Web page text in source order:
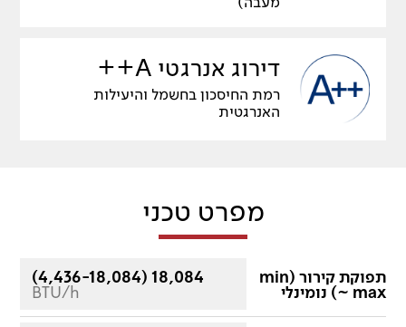
דירוג אנרגטי A++
רמת החיסכון בחשמל והיעילות
האנרגטית
מפרט טכני
תפוקת קירור (min
~ max) נומינלי
(4,436-18,084) 18,084
BTU/h